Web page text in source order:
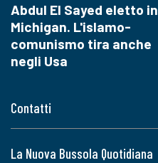
Contatti
La Nuova Bussola Quotidiana
Abdul El Sayed eletto in
Michigan. L'islamo-
comunismo tira anche
negli Usa